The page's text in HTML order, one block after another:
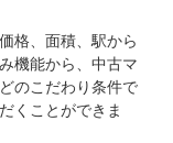
格、面積、駅から
機能から、中古マ
のこだわり条件で
くことができま